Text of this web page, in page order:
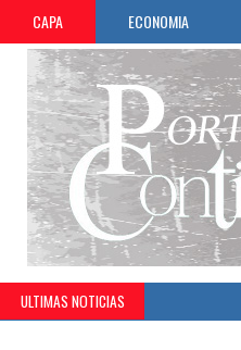
CAPA ECONOMIA
ULTIMAS NOTICIAS